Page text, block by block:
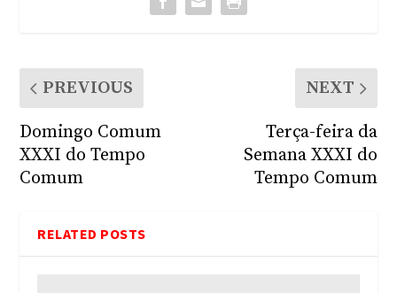
PREVIOUS
Domingo Comum
XXXI do Tempo
Comum
NEXT
Terça-feira da
Semana XXXI do
Tempo Comum
RELATED POSTS